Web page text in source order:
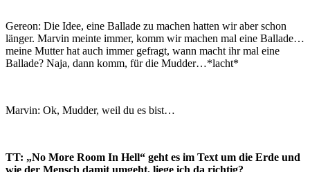
Gereon: Die Idee, eine Ballade zu machen hatten wir aber schon
länger. Marvin meinte immer, komm wir machen mal eine Ballade…
meine Mutter hat auch immer gefragt, wann macht ihr mal eine
Ballade? Naja, dann komm, für die Mudder…*lacht*
Marvin: Ok, Mudder, weil du es bist…
TT: „No More Room In Hell“ geht es im Text um die Erde und
wie der Mensch damit umgeht, liege ich da richtig?